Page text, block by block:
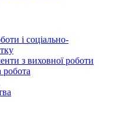
і соціально-
з виховної роботи